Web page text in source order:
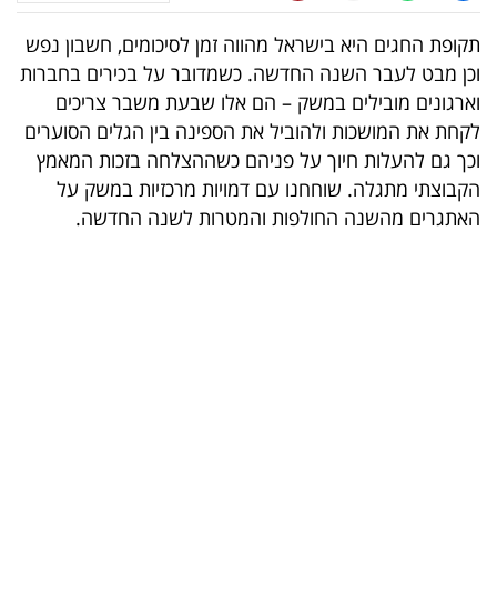
טלוויזיה
עסקי
ספורט
קריירה
ולימודים
תקופת החגים היא בישראל מהווה זמן לסיכומים, חשבון נפש
וכן מבט לעבר השנה החדשה. כשמדובר על בכירים בחברות
וארגונים מובילים במשק – הם אלו שבעת משבר צריכים
לקחת את המושכות ולהוביל את הספינה בין הגלים הסוערים
וכך גם להעלות חיוך על פניהם כשההצלחה בזכות המאמץ
הקבוצתי מתגלה. שוחחנו עם דמויות מרכזיות במשק על
האתגרים מהשנה החולפות והמטרות לשנה החדשה.